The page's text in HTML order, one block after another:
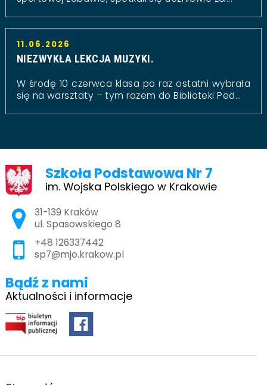
11.06.2026
NIEZWYKŁA LEKCJA MUZYKI.
W środę 10 czerwca klasa po raz ostatni wybrała
się na warsztaty – tym razem do Biblioteki Ped...
Szkoła Podstawowa Nr 7
im. Wojska Polskiego w Krakowie
Adres pocztowy:
31-139 Kraków
ul. Spasowskiego 8
+48 126337442
sp7@mjo.krakow.pl
Bądź z nami
Aktualności i informacje